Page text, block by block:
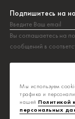
Подпишитесь на
Введите Ваш email
Вы соглашаетесь на
сообщений в
Подписка на
Политика
Публичная оферта
Мы используем
трафика и
нашей Политикой
персональных